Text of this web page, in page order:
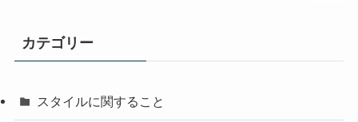
カテゴリー
スタイルに関すること